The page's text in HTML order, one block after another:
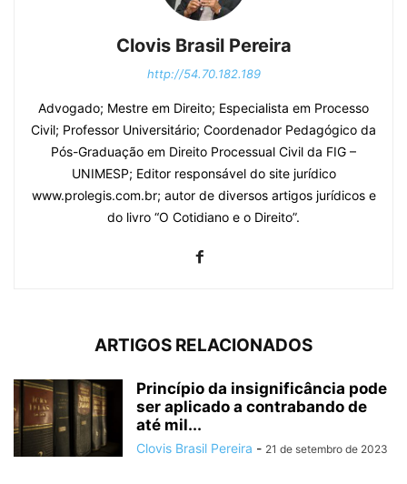
Clovis Brasil Pereira
http://54.70.182.189
Advogado; Mestre em Direito; Especialista em Processo
Civil; Professor Universitário; Coordenador Pedagógico da
Pós-Graduação em Direito Processual Civil da FIG –
UNIMESP; Editor responsável do site jurídico
www.prolegis.com.br; autor de diversos artigos jurídicos e
do livro “O Cotidiano e o Direito”.
ARTIGOS RELACIONADOS
Princípio da insignificância pode
ser aplicado a contrabando de
até mil...
Clovis Brasil Pereira - 21 de setembro de 2023